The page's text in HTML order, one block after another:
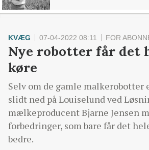
KVÆG 07-04-2022 08:11 FOR
Nye robotter får det
køre
Selv om de gamle
slidt ned på Louiselund ved
mælkeproducent Bjarne Jensen
forbedringer, som bare får det
bedre.